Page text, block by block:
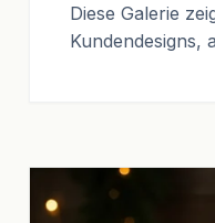
Diese Galerie
Kundendesigns,